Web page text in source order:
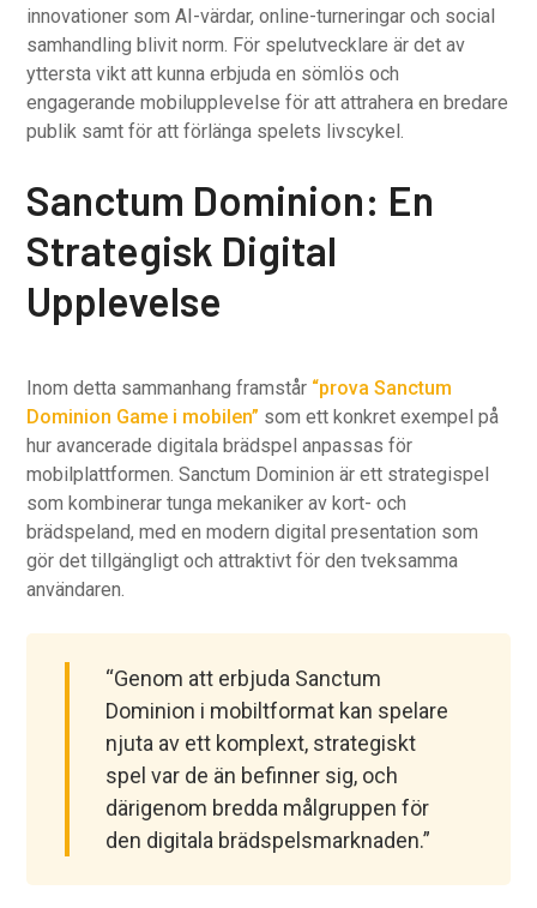
innovationer som AI-värdar, online-turneringar och social
samhandling blivit norm. För spelutvecklare är det av
yttersta vikt att kunna erbjuda en sömlös och
engagerande mobilupplevelse för att attrahera en bredare
publik samt för att förlänga spelets livscykel.
Sanctum Dominion: En
Strategisk Digital
Upplevelse
Inom detta sammanhang framstår “prova Sanctum
Dominion Game i mobilen” som ett konkret exempel på
hur avancerade digitala brädspel anpassas för
mobilplattformen. Sanctum Dominion är ett strategispel
som kombinerar tunga mekaniker av kort- och
brädspeland, med en modern digital presentation som
gör det tillgängligt och attraktivt för den tveksamma
användaren.
“Genom att erbjuda Sanctum
Dominion i mobiltformat kan spelare
njuta av ett komplext, strategiskt
spel var de än befinner sig, och
därigenom bredda målgruppen för
den digitala brädspelsmarknaden.”